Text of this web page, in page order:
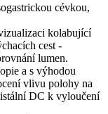
cévkou,
kolabující
cest -
lumen.
a s výhodou
vlivu polohy na
DC k vyloučení